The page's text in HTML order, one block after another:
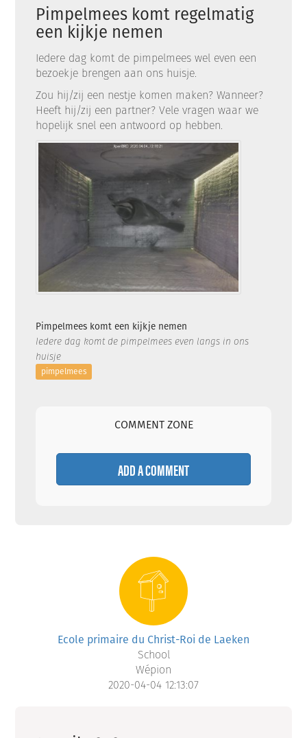
Pimpelmees komt regelmatig
een kijkje nemen
Iedere dag komt de pimpelmees wel even een
bezoekje brengen aan ons huisje.
Zou hij/zij een nestje komen maken? Wanneer?
Heeft hij/zij een partner? Vele vragen waar we
hopelijk snel een antwoord op hebben.
Pimpelmees komt een kijkje nemen
Iedere dag komt de pimpelmees even langs in ons
huisje
pimpelmees
COMMENT ZONE
ADD A COMMENT
Ecole primaire du Christ-Roi de Laeken
School
Wépion
2020-04-04 12:13:07